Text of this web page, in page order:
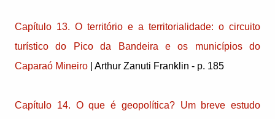
Capítulo 13. O território e a territorialidade: o circuito
turístico do Pico da Bandeira e os municípios do
Caparaó Mineiro | Arthur Zanuti Franklin - p. 185
Capítulo 14. O que é geopolítica? Um breve estudo